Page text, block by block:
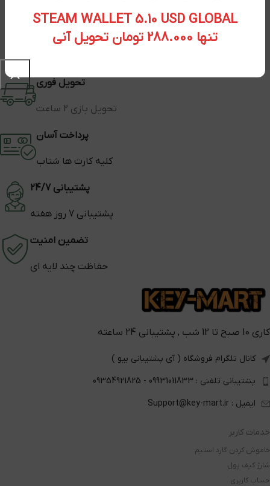
STEAM WALLET 5.10 USD GLOBAL
تنها 288.000 تومان تحویل آنی
تحویل فوری
تحویل بازی 2 ساعت
پرداخت آسان
کلیه کارت ها شتاب
پشتیبانی 24/7
پشتیبانی 7 روز هفته
تضمین امنیت
حفاظت چند لایه ای
کاری 10 صبح تا 12 شب , پشتیبانی 24 ساعته
کانال تلگرام فروشگاه ( آی پشتیبانی بیو )
پشتیبانی تلفنی : 09931011833 - 09354921825
ایمیل : Support@key-mart.ir
خدمات کاربر
خاموش کردن گارد استیم
شارژ کیف پول
حساب کاربری